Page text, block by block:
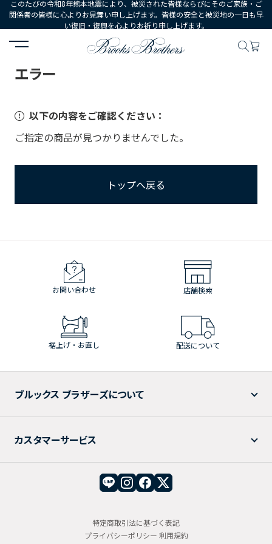
このたびの令和8年熊本地震により、被災された皆様ならびにそのご家族・ご
関係者の皆様に心よりお見舞い申し上げます。皆様の安全と被災地の一日も早
い復旧・復興を心よりお祈り申し上げます。
HOME
エラー
以下の内容をご確認ください：
ご指定の商品が見つかりませんでした。
トップへ戻る
お問い合わせ 店舗検索
裾上げ・お直し 配送について
ブルックス ブラザーズについて
カスタマーサービス
特定商取引法に基づく表記
プライバシーポリシー 利用規約